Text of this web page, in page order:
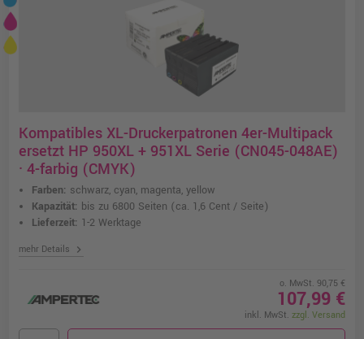
Kompatibles XL-Druckerpatronen 4er-Multipack
ersetzt HP 950XL + 951XL Serie (CN045-048AE)
· 4-farbig (CMYK)
Farben: schwarz, cyan, magenta, yellow
Kapazität: bis zu 6800 Seiten (ca. 1,6 Cent / Seite)
Lieferzeit: 1-2 Werktage
mehr Details chevron_right
o. MwSt. 90,75 €
107,99 €
inkl. MwSt. zzgl. Versand